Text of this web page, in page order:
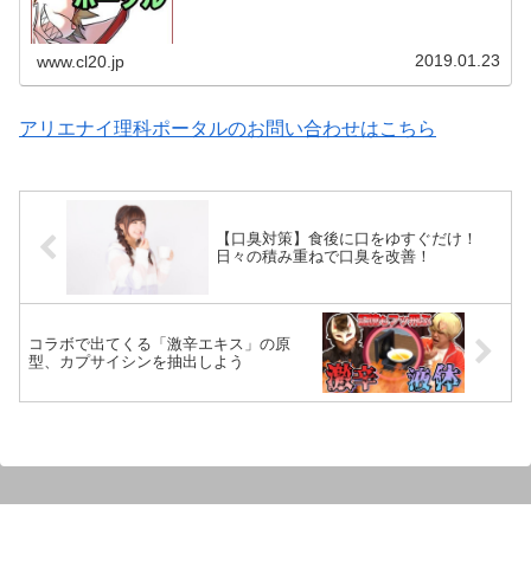
www.cl20.jp 2019.01.23
アリエナイ理科ポータルのお問い合わせはこちら
【口臭対策】食後に口をゆすぐだけ！
日々の積み重ねで口臭を改善！
コラボで出てくる「激辛エキス」の原
型、カプサイシンを抽出しよう